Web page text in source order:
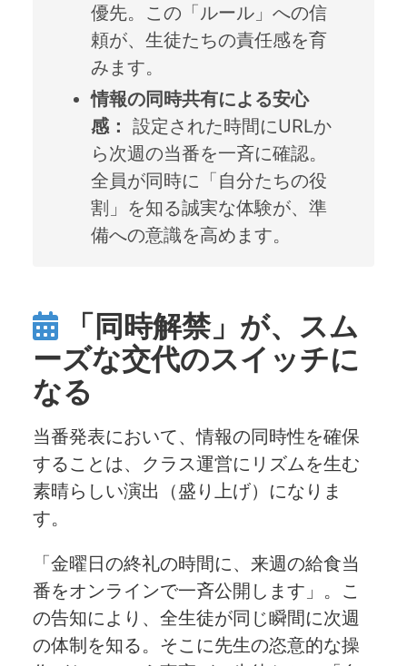
優先。この「ルール」への信
頼が、生徒たちの責任感を育
みます。
情報の同時共有による安心
感： 設定された時間にURLか
ら次週の当番を一斉に確認。
全員が同時に「自分たちの役
割」を知る誠実な体験が、準
備への意識を高めます。
「同時解禁」が、スム
ーズな交代のスイッチに
なる
当番発表において、情報の同時性を確保
することは、クラス運営にリズムを生む
素晴らしい演出（盛り上げ）になりま
す。
「金曜日の終礼の時間に、来週の給食当
番をオンラインで一斉公開します」。こ
の告知により、全生徒が同じ瞬間に次週
の体制を知る。そこに先生の恣意的な操